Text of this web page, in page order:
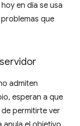
en día se usa
que
admiten
esperan a que
permitirte ver